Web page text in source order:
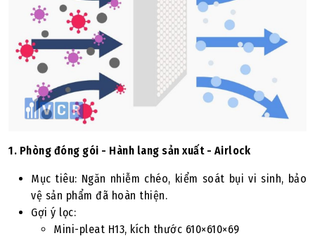
1. Phòng đóng gói - Hành lang sản xuất - Airlock
Mục tiêu: Ngăn nhiễm chéo, kiểm soát bụi vi sinh, bảo
vệ sản phẩm đã hoàn thiện.
Gợi ý lọc:
Mini-pleat H13, kích thước 610×610×69